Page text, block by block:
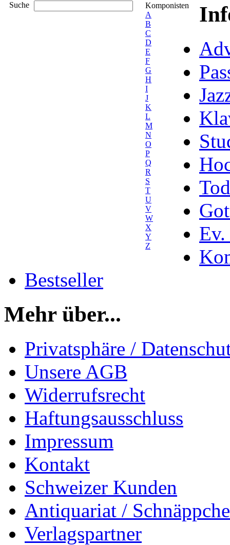
Suche
Komponisten
A
B
C
D
E
F
G
H
I
J
K
L
M
N
O
P
Q
R
S
T
U
V
W
X
Y
Z
Ev.
Bestseller
Mehr über...
Privatsphäre /
Unsere AGB
Widerrufsrecht
Haftungsausschluss
Impressum
Kontakt
Schweizer Kunden
Antiquariat /
Verlagspartner